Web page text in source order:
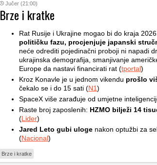
Jučer (21:00)
Brze i kratke
Rat Rusije i Ukrajine mogao bi do kraja 2026.
političku fazu, procjenjuje japanski
neće odrediti pojedinačni proboji ni napadi
ukrajinska demografija, smanjivanje
Europe da nastavi financirati rat (tportal)
Kroz Konavle je u jednom vikendu prošlo
čekalo se i do 15 sati (N1)
SpaceX više zarađuje od umjetne
Raste broj zaposlenih: HZMO bilježi 14
(Lider)
Jared Leto gubi uloge nakon optužbi za
(Nacional)
Brze i kratke